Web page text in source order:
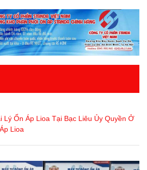
Lý Ổn Áp Lioa Tại Bạc Liêu Ủy Quyền Ở
Lioa